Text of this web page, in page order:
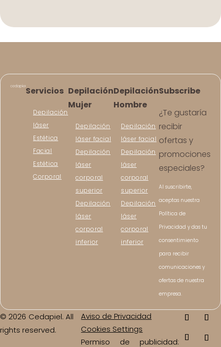
Servicios
Depilación
láser
Estética
Facial
Estética
Corporal
Depilación
Mujer
Depilación
láser facial
Depilación
láser
corporal
superior
Depilación
láser
corporal
inferior
Depilación
Hombre
Depilación
láser facial
Depilación
láser
corporal
superior
Depilación
láser
corporal
inferior
Subscribe
¿Te gustaría
recibir
ofertas y
promociones
especiales?
Al suscribirte,
aceptas nuestra
Política de
Privacidad y das tu
consentimiento
para recibir
comunicaciones y
ofertas de nuestra
empresa.
© 2026 Cedapiel. All
rights reserved.
Aviso de Privacidad
Cookies Settings
Permiso de publicidad: